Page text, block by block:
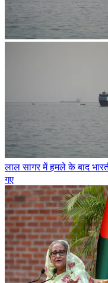
लाल सागर में हमले के बाद
गए